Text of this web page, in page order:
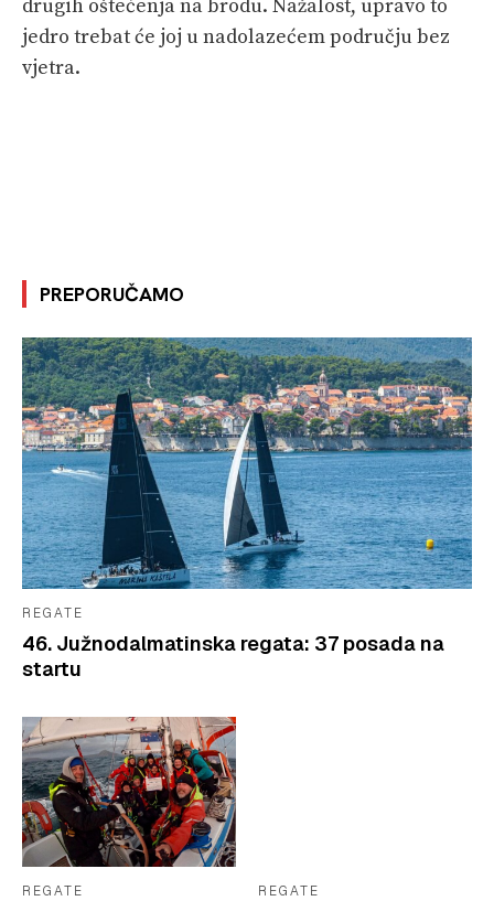
drugih oštećenja na brodu. Nažalost, upravo to
jedro trebat će joj u nadolazećem području bez
vjetra.
PREPORUČAMO
REGATE
46. Južnodalmatinska regata: 37 posada na
startu
REGATE REGATE